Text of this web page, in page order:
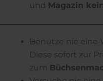
und Magazin
Benutze nie eine
Diese sofort zur
zum